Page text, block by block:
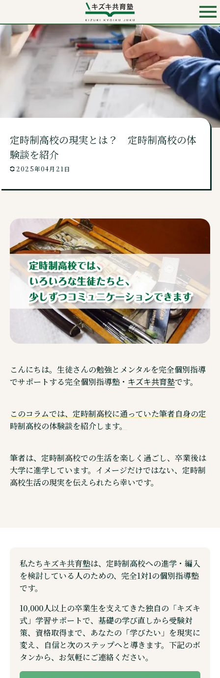
お電話での入会・見学・料金のお問い合わせは
0120-501-858 （無料）
キズキ共育塾 TOP
キズキとは？
料金・コース
ご相談・見学予約・資料
企業情報
Other Service その他サービスのご案内
オンラインコミュニティ・親コミュ
SNS 公式アカウントのご紹介
定時制高校の現実とは？ 定時制高校の体
験談を紹介
2025年04月21日
こんにちは。生徒さんの勉強とメンタルを完全個別指導
でサポートする完全個別指導塾・ キズキ共育塾です。
このコラムでは、定時制高校に通っていた筆者自身の定
時制高校の体験談を紹介します。
筆者は、定時制高校での生活を楽しく過ごし、卒業後は
大学に進学しています。イメージだけではない、定時制
高校生活の現実を伝えられたら幸いです。
私たちキズキ共育塾は、定時制高校への進学・編入
を検討している人のための、完全1対1の個別指導塾
です。
10,000人以上の卒業生を支えてきた独自の「キズキ
式」学習サポートで、基礎の学び直しから受験対
策、資格取得まで、あなたの「学びたい」を現実に
変え、自信と次のステップへと導きます。下記のボ
タンから、お気軽にご連絡ください。